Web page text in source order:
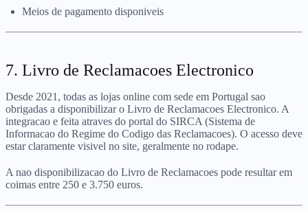
Meios de pagamento disponiveis
7. Livro de Reclamacoes Electronico
Desde 2021, todas as lojas online com sede em Portugal sao
obrigadas a disponibilizar o Livro de Reclamacoes Electronico. A
integracao e feita atraves do portal do SIRCA (Sistema de
Informacao do Regime do Codigo das Reclamacoes). O acesso deve
estar claramente visivel no site, geralmente no rodape.
A nao disponibilizacao do Livro de Reclamacoes pode resultar em
coimas entre 250 e 3.750 euros.